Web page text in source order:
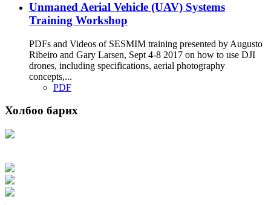
Unmaned Aerial Vehicle (UAV) Systems
Training Workshop
PDFs and Videos of SESMIM training presented by Augusto
Ribeiro and Gary Larsen, Sept 4-8 2017 on how to use DJI
drones, including specifications, aerial photography
concepts,...
PDF
Холбоо барих